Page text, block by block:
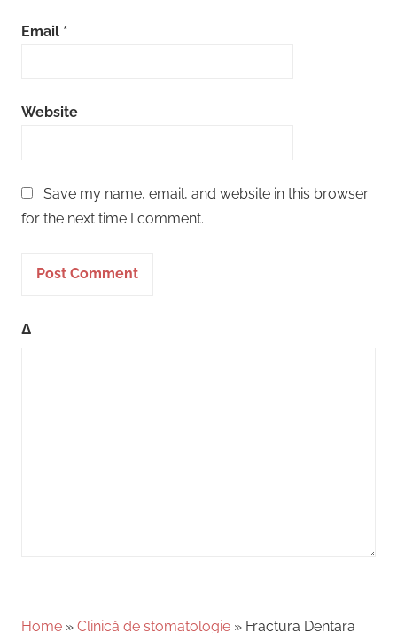
Email *
Website
Save my name, email, and website in this browser
for the next time I comment.
Δ
Home » Clinică de stomatologie » Fractura Dentara